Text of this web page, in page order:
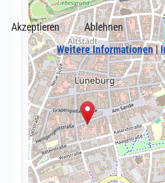
Akzeptieren
Ablehnen
Weitere Informationen|